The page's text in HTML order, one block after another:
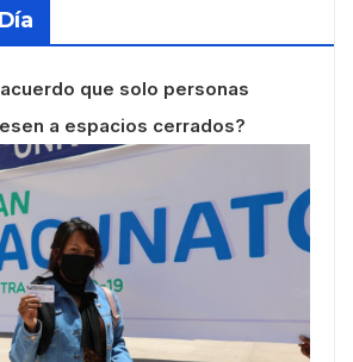
que solo personas
a espacios cerrados?